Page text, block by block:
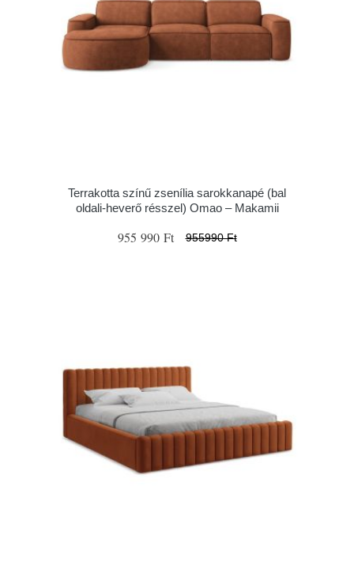
Terrakotta színű zsenília sarokkanapé (bal
oldali-heverő résszel) Omao – Makamii
955 990 Ft 955990 Ft